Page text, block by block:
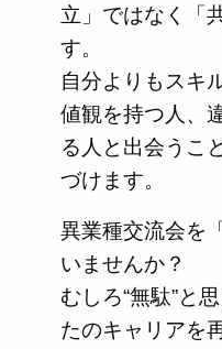
立」ではなく「
す。
自分よりもスキ
値観を持つ人、
る人と出会うこ
づけます。
異業種交流会を
いませんか？
むしろ“無駄”と
たのキャリアを